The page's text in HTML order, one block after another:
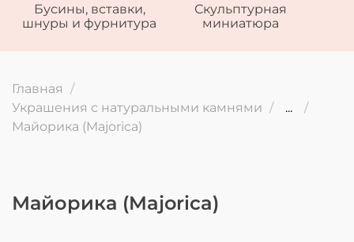
Бусины, вставки,
шнуры и фурнитура
Скульптурная
миниатюра
Главная
Украшения с натуральными камнями
...
Майорика (Majorica)
Майорика (Majorica)